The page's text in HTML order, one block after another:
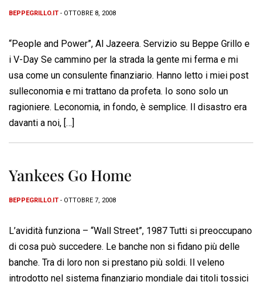
BEPPEGRILLO.IT - OTTOBRE 8, 2008
“People and Power”, Al Jazeera. Servizio su Beppe Grillo e
i V-Day Se cammino per la strada la gente mi ferma e mi
usa come un consulente finanziario. Hanno letto i miei post
sulleconomia e mi trattano da profeta. Io sono solo un
ragioniere. Leconomia, in fondo, è semplice. Il disastro era
davanti a noi, […]
Yankees Go Home
BEPPEGRILLO.IT - OTTOBRE 7, 2008
L’avidità funziona – “Wall Street”, 1987 Tutti si preoccupano
di cosa può succedere. Le banche non si fidano più delle
banche. Tra di loro non si prestano più soldi. Il veleno
introdotto nel sistema finanziario mondiale dai titoli tossici